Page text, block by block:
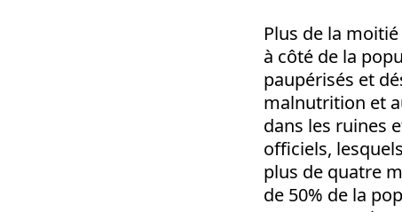
Plus de la
à côté de la
paupérisés et
malnutrition et
dans les ruines
officiels,
plus de quatre
de 50% de la